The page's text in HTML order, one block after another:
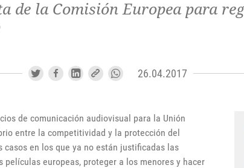
de la Comisión Europea para
26.04.2017
de comunicación audiovisual para la Unión
entre la competitividad y la protección del
en los que ya no están justificadas las
europeas, proteger a los menores y hacer